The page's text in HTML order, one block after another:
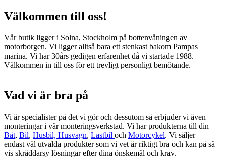
Välkommen till oss!
Vår butik ligger i Solna, Stockholm på bottenvåningen av
motorborgen. Vi ligger alltså bara ett stenkast bakom Pampas
marina. Vi har 30års gedigen erfarenhet då vi startade 1988.
Välkommen in till oss för ett trevligt personligt bemötande.
Vad vi är bra på
Vi är specialister på det vi gör och dessutom så erbjuder vi även
monteringar i vår monteringsverkstad. Vi har produkterna till din
Båt, Bil, Husbil, Husvagn, Lastbil och Motorcykel. Vi säljer
endast väl utvalda produkter som vi vet är riktigt bra och kan på så
vis skräddarsy lösningar efter dina önskemål och krav.